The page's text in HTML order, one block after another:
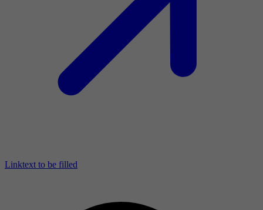
Linktext to be filled